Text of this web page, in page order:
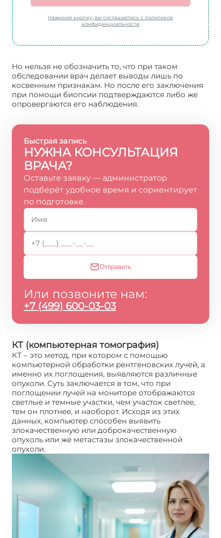
Нажимая кнопку, вы соглашаетесь с политикой
конфиденциальности
Но нельзя не обозначить то, что при таком
обследовании врач делает выводы лишь по
косвенным признакам. Но после его заключения
при помощи биопсии подтверждаются либо же
опровергаются его наблюдения.
Быстрая запись
НУЖНА КОНСУЛЬТАЦИЯ
ВРАЧА?
Оставьте заявку — администратор
подберёт удобное время и сориентирует
по подготовке.
Отправить
Или позвоните нам:
+7 (499) 600-03-03
КТ (компьютерная томография)
КТ – это метод, при котором с помощью
компьютерной обработки рентгеновских лучей, а
именно их поглощения, выявляются различные
опухоли. Суть заключается в том, что при
поглощении лучей на мониторе отображаются
светлые и темные участки, чем участок светлее,
тем он плотнее, и наоборот. Исходя из этих
данных, компьютер способен выявить
злокачественную или доброкачественную
опухоль или же метастазы злокачественной
опухоли.